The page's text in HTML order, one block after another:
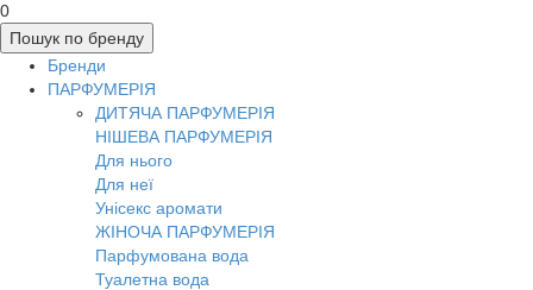
0
Пошук по бренду
Бренди
ПАРФУМЕРІЯ
ДИТЯЧА ПАРФУМЕРІЯ
НІШЕВА ПАРФУМЕРІЯ
Для нього
Для неї
Унісекс аромати
ЖІНОЧА ПАРФУМЕРІЯ
Парфумована вода
Туалетна вода